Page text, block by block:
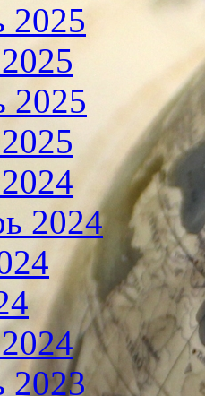
2025
2025
2024
2023